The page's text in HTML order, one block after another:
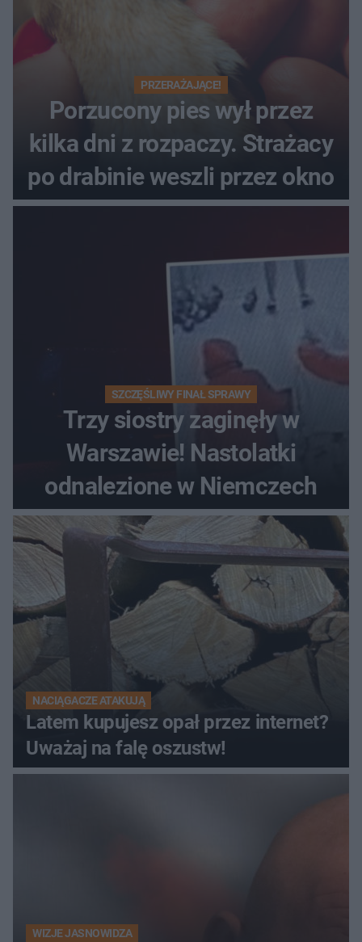
PRZERAŻAJĄCE!
Porzucony pies wył przez
kilka dni z rozpaczy. Strażacy
po drabinie weszli przez okno
SZCZĘŚLIWY FINAŁ SPRAWY
Trzy siostry zaginęły w
Warszawie! Nastolatki
odnalezione w Niemczech
NACIĄGACZE ATAKUJĄ
Latem kupujesz opał przez internet?
Uważaj na falę oszustw!
WIZJE JASNOWIDZA